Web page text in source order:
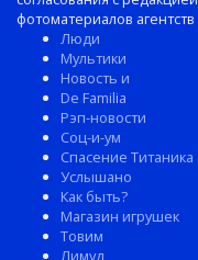
фотоматериалов
Люди
Мультики
Новость и
De Familia
Рэп-новости
Соц-и-ум
Спасение Титаника
Услышано
Как быть?
Магазин игрушек
Товим
Лимуд